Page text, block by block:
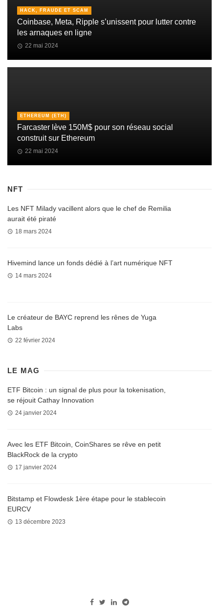
HACK, FRAUDE ET SCAM
Coinbase, Meta, Ripple s’unissent pour lutter contre
les arnaques en ligne
22 mai 2024
ETHEREUM (ETH)
Farcaster lève 150M$ pour son réseau social
construit sur Ethereum
22 mai 2024
NFT
Les NFT Milady vacillent alors que le chef de Remilia
aurait été piraté
18 mars 2024
Hivemind lance un fonds dédié à l’art numérique NFT
14 mars 2024
Le créateur de BAYC reprend les rênes de Yuga
Labs
22 février 2024
LE MAG
ETF Bitcoin : un signal de plus pour la tokenisation,
se réjouit Cathay Innovation
24 janvier 2024
Avec les ETF Bitcoin, CoinShares se rêve en petit
BlackRock de la crypto
17 janvier 2024
Bitstamp et Flowdesk 1ère étape pour le stablecoin
EURCV
13 décembre 2023